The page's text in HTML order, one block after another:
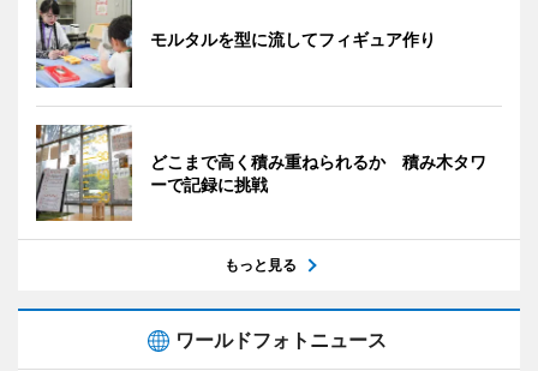
モルタルを型に流してフィギュア作り
どこまで高く積み重ねられるか 積み木タワ
ーで記録に挑戦
もっと見る
ワールドフォトニュース